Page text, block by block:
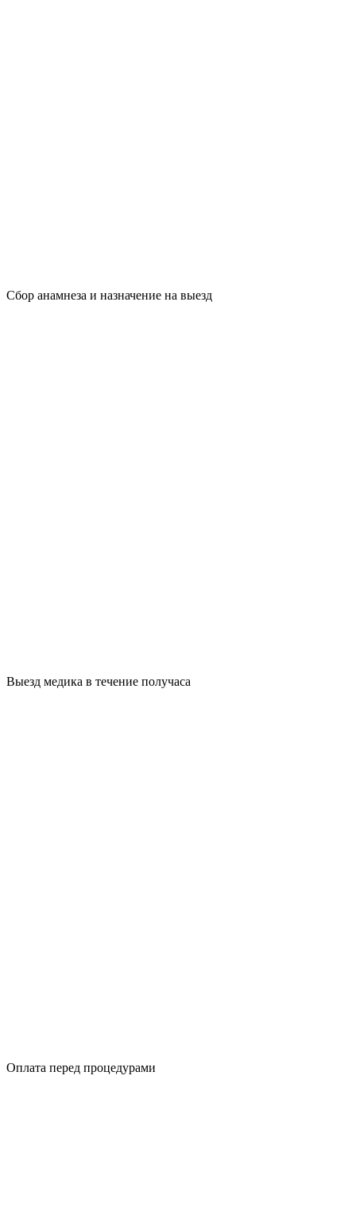
Сбор анамнеза и назначение на выезд
Выезд медика в течение получаса
Оплата перед процедурами